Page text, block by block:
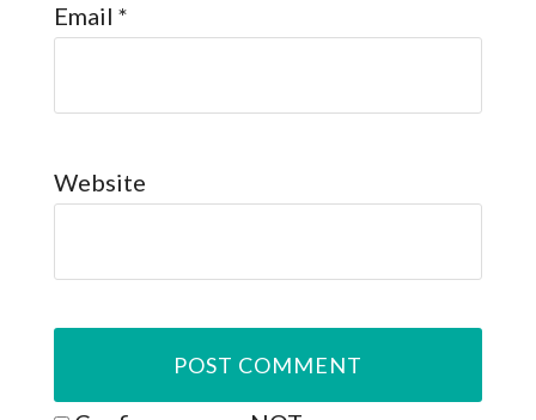
Email *
Website